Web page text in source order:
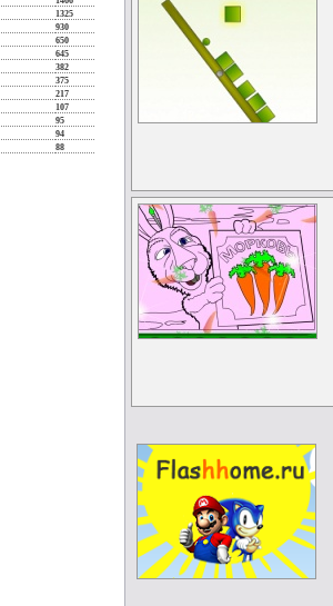
1325
930
650
645
382
375
217
107
95
94
88